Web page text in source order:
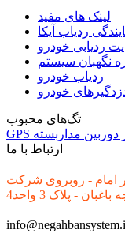
لینک های مفید
ردیابی خودرو
نگهبان سیستم
ردیاب خودرو
خودرو
تگ‌های محبوب
GPS دوربین مداربسته
ارتباط با ما
امام - روبروی شرکت
- پلاک 3 واحد4